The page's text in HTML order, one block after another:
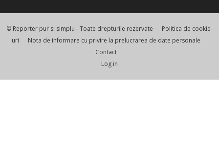
© Reporter pur si simplu - Toate drepturile rezervate Politica de cookie-
uri
Nota de informare cu privire la prelucrarea de date personale
Contact
Log in